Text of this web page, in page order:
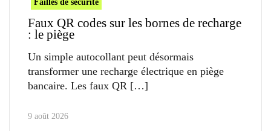
Failles de sécurité
Faux QR codes sur les bornes de recharge
: le piège
Un simple autocollant peut désormais
transformer une recharge électrique en piège
bancaire. Les faux QR
9 août 2026